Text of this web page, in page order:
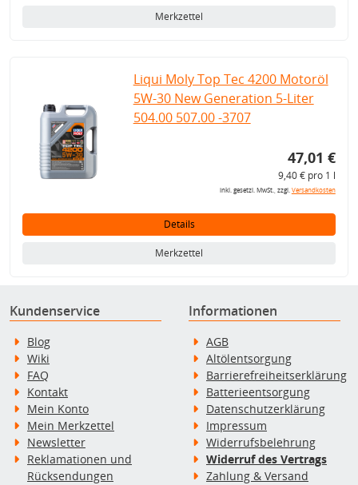
Merkzettel
Liqui Moly Top Tec 4200 Motoröl
5W-30 New Generation 5-Liter
504.00 507.00 -3707
47,01 €
9,40 € pro 1 l
inkl. gesetzl. MwSt., zzgl.Versandkosten
Details
Merkzettel
Kundenservice
Blog
Wiki
FAQ
Kontakt
Mein Konto
Mein Merkzettel
Newsletter
Reklamationen und
Rücksendungen
Informationen
AGB
Altölentsorgung
Barrierefreiheitserklärung
Batterieentsorgung
Datenschutzerklärung
Impressum
Widerrufsbelehrung
Widerruf des Vertrags
Zahlung & Versand